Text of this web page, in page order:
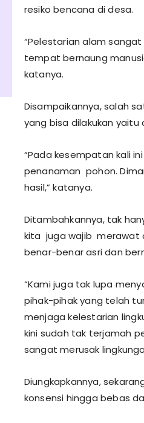
resiko bencana di desa.
“Pelestarian alam
tempat bernaung
katanya.
Disampaikannya, salah
yang bisa dilakukan
“Pada kesempatan kali
penanaman pohon.
hasil,” katanya.
Ditambahkannya, tak
kita juga wajib merawat
benar-benar asri dan
“Kami juga tak lupa
pihak-pihak yang telah
menjaga kelestarian
kini sudah tak terjamah
sangat merusak
Diungkapkannya,
konsensi hingga bebas